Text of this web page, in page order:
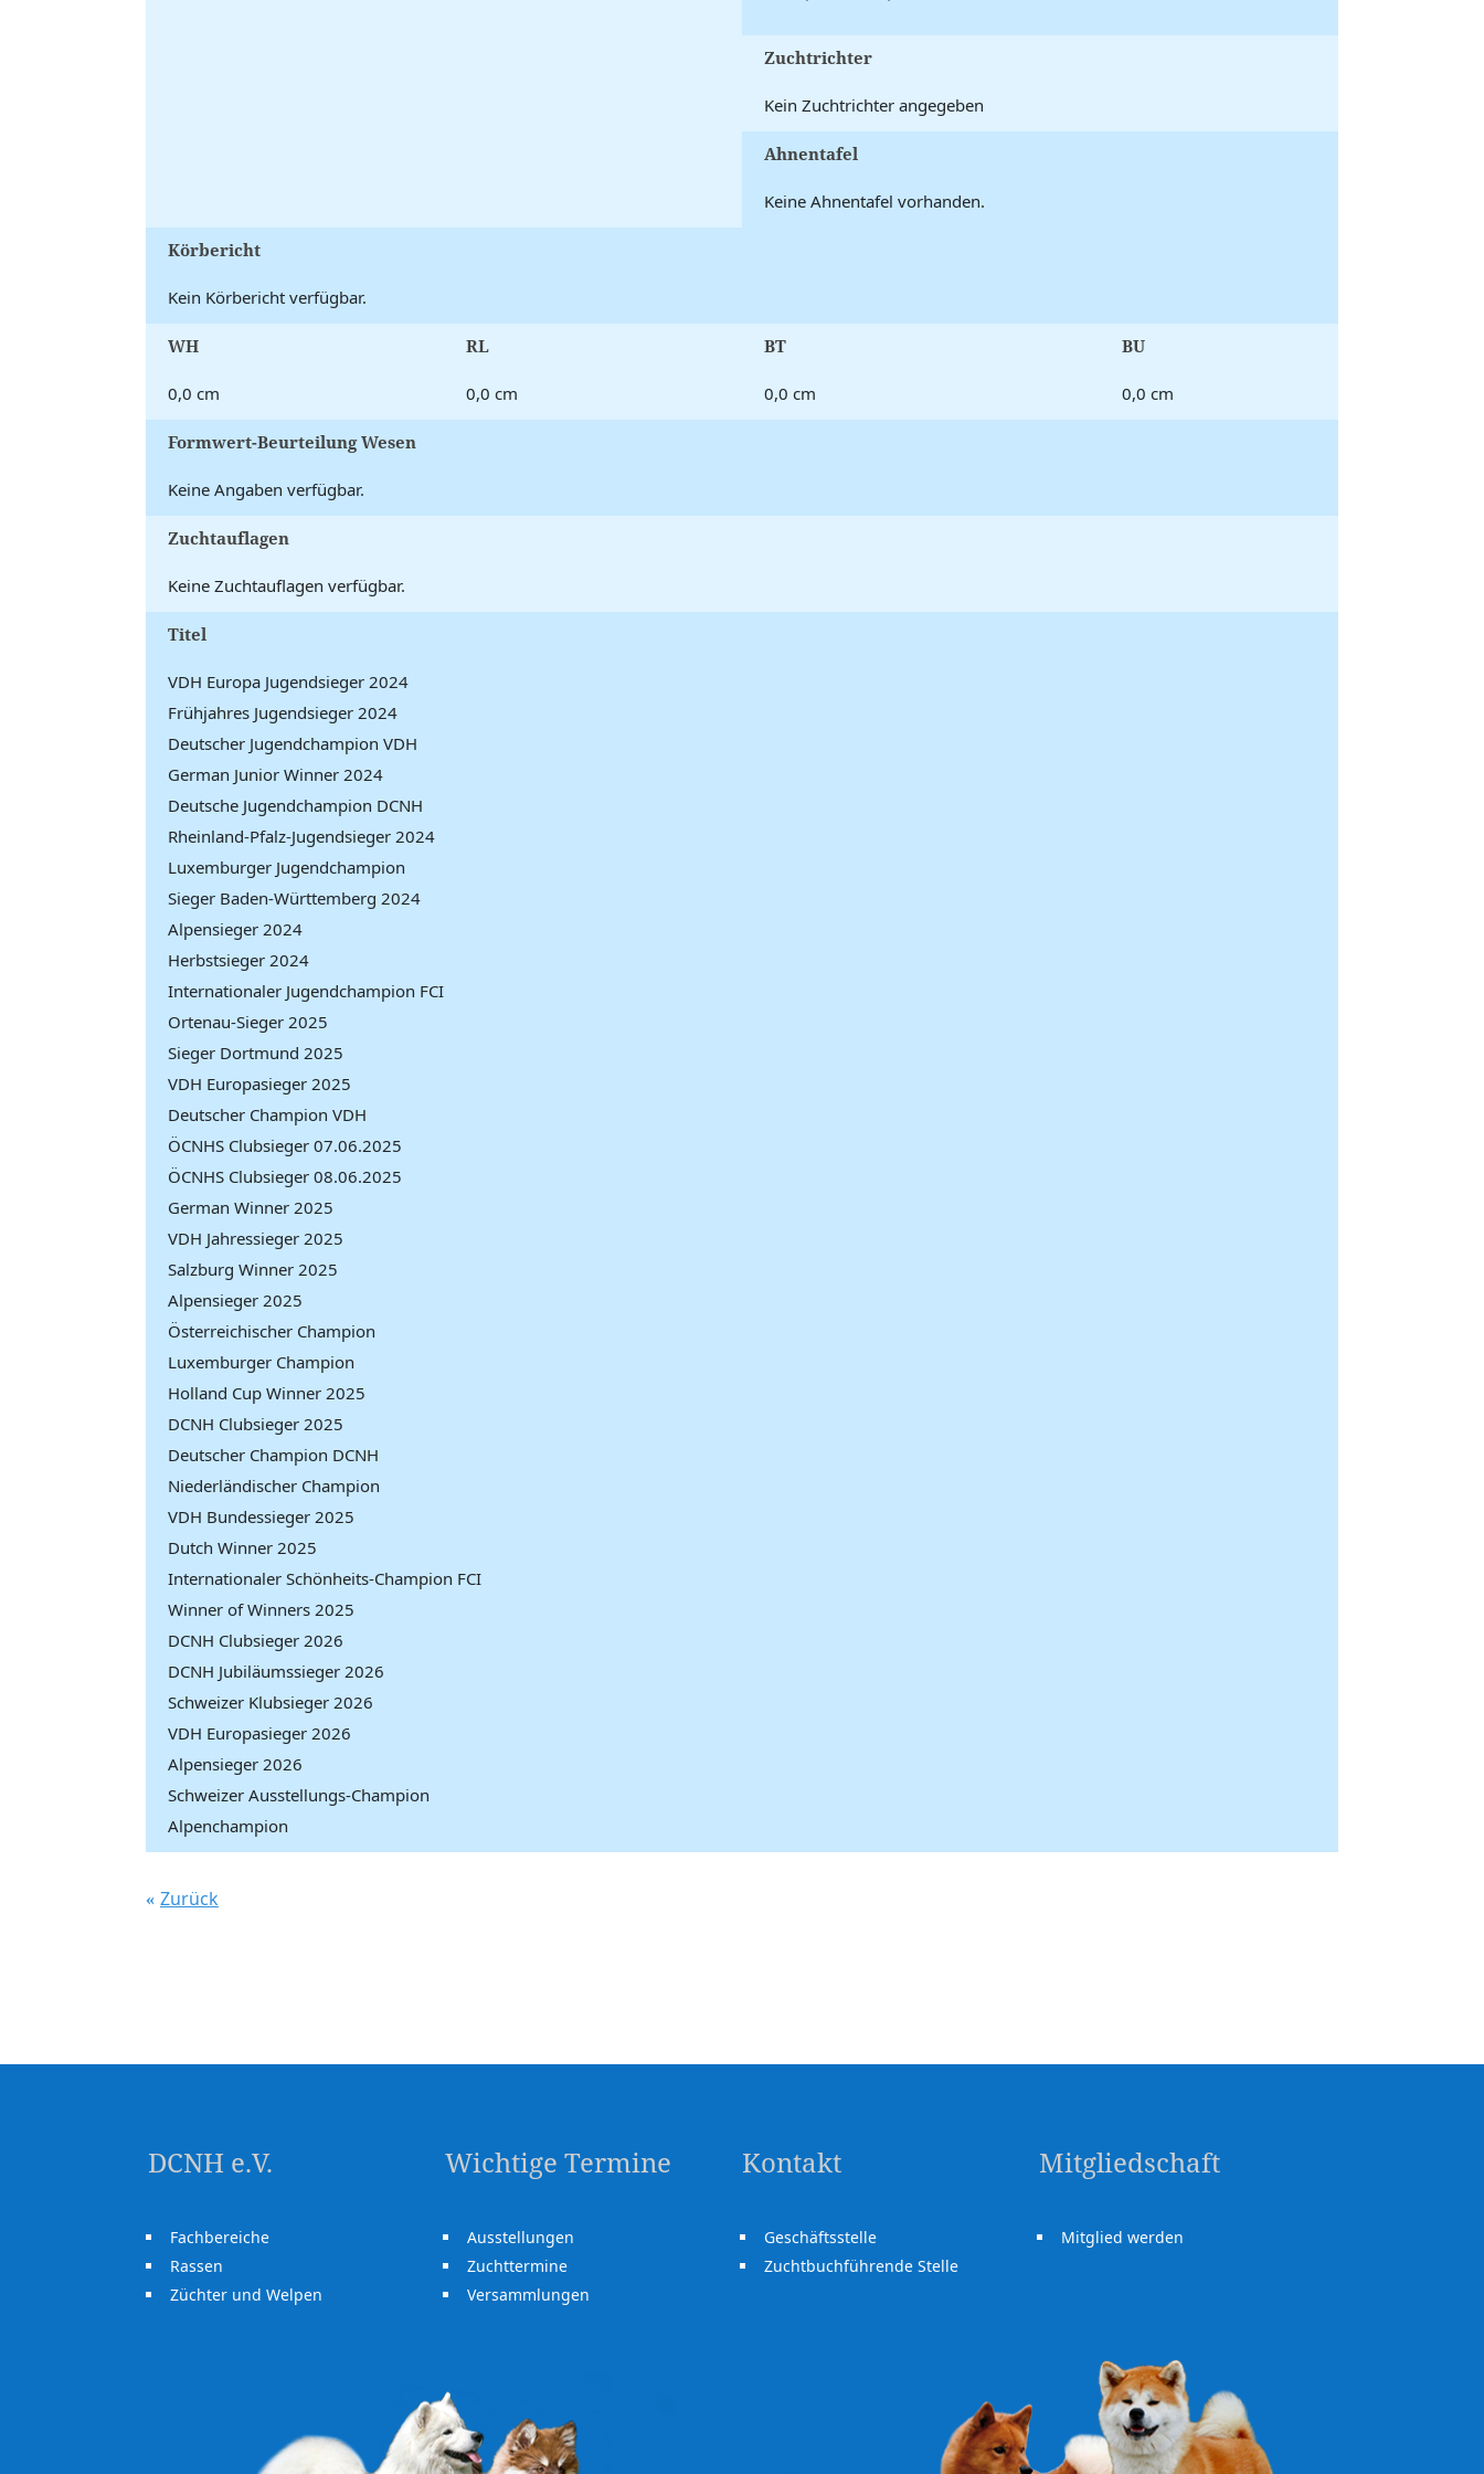
Zuchtrichter
Kein Zuchtrichter angegeben
Ahnentafel
Keine Ahnentafel vorhanden.
Körbericht
Kein Körbericht verfügbar.
WH
0,0 cm
RL
0,0 cm
BT
0,0 cm
BU
0,0 cm
Formwert-Beurteilung Wesen
Keine Angaben verfügbar.
Zuchtauflagen
Keine Zuchtauflagen verfügbar.
Titel
VDH Europa Jugendsieger 2024
Frühjahres Jugendsieger 2024
Deutscher Jugendchampion VDH
German Junior Winner 2024
Deutsche Jugendchampion DCNH
Rheinland-Pfalz-Jugendsieger 2024
Luxemburger Jugendchampion
Sieger Baden-Württemberg 2024
Alpensieger 2024
Herbstsieger 2024
Internationaler Jugendchampion FCI
Ortenau-Sieger 2025
Sieger Dortmund 2025
VDH Europasieger 2025
Deutscher Champion VDH
ÖCNHS Clubsieger 07.06.2025
ÖCNHS Clubsieger 08.06.2025
German Winner 2025
VDH Jahressieger 2025
Salzburg Winner 2025
Alpensieger 2025
Österreichischer Champion
Luxemburger Champion
Holland Cup Winner 2025
DCNH Clubsieger 2025
Deutscher Champion DCNH
Niederländischer Champion
VDH Bundessieger 2025
Dutch Winner 2025
Internationaler Schönheits-Champion FCI
Winner of Winners 2025
DCNH Clubsieger 2026
DCNH Jubiläumssieger 2026
Schweizer Klubsieger 2026
VDH Europasieger 2026
Alpensieger 2026
Schweizer Ausstellungs-Champion
Alpenchampion
Zurück
DCNH e.V.
Fachbereiche
Rassen
Züchter und Welpen
Wichtige Termine
Ausstellungen
Zuchttermine
Versammlungen
Kontakt
Geschäftsstelle
Zuchtbuchführende Stelle
Mitgliedschaft
Mitglied werden